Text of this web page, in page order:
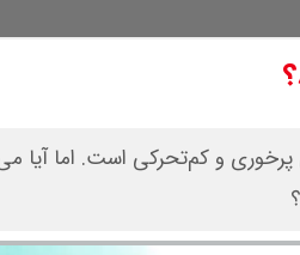
و کم‌تحرکی است. اما آیا